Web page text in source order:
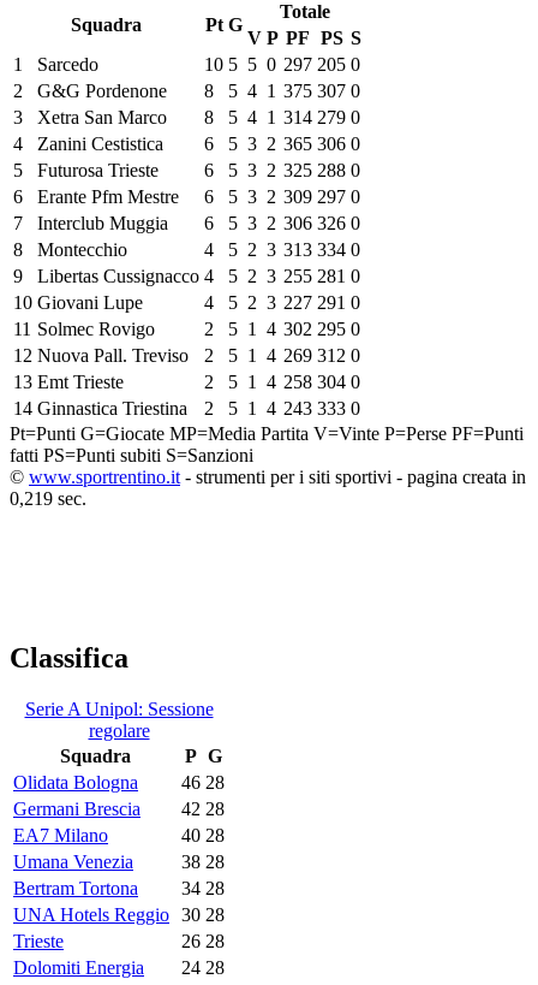
Squadra Pt G
Totale
V P PF PS S
1
Sarcedo 10 5 5 0 297 205 0
2
G&G Pordenone 8 5 4 1 375 307 0
3
Xetra San Marco 8 5 4 1 314 279 0
4
Zanini Cestistica 6 5 3 2 365 306 0
5
Futurosa Trieste 6 5 3 2 325 288 0
6
Erante Pfm Mestre 6 5 3 2 309 297 0
7
Interclub Muggia 6 5 3 2 306 326 0
8
Montecchio 4 5 2 3 313 334 0
9
Libertas Cussignacco 4 5 2 3 255 281 0
10 Giovani Lupe 4 5 2 3 227 291 0
11 Solmec Rovigo 2 5 1 4 302 295 0
12 Nuova Pall. Treviso 2 5 1 4 269 312 0
13 Emt Trieste 2 5 1 4 258 304 0
14 Ginnastica Triestina 2 5 1 4 243 333 0
Pt=Punti G=Giocate MP=Media Partita V=Vinte P=Perse PF=Punti
fatti PS=Punti subiti S=Sanzioni
© www.sportrentino.it - strumenti per i siti sportivi - pagina creata in
0,219 sec.
Classifica
Serie A Unipol: Sessione
regolare
Squadra
P G
Olidata Bologna
46 28
Germani Brescia
42 28
EA7 Milano
40 28
Umana Venezia
38 28
Bertram Tortona
34 28
UNA Hotels Reggio 30 28
Trieste
26 28
Dolomiti Energia
24 28